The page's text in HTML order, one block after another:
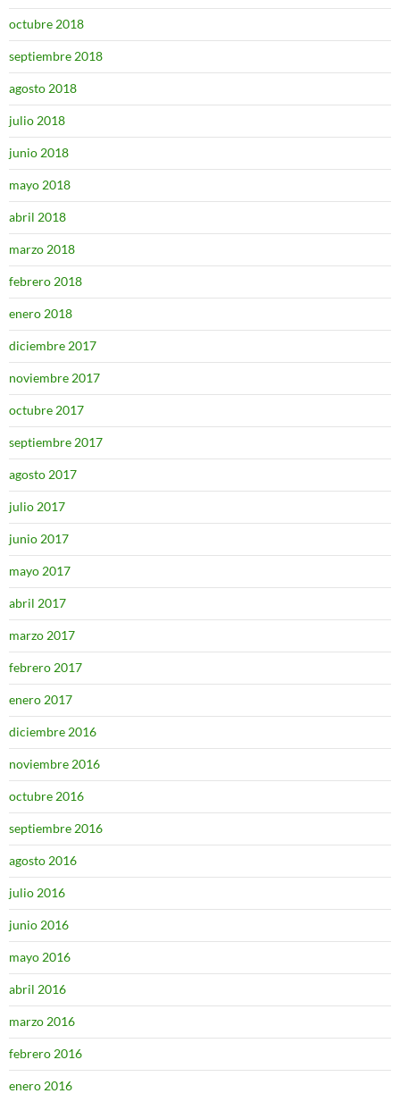
octubre 2018
septiembre 2018
agosto 2018
julio 2018
junio 2018
mayo 2018
abril 2018
marzo 2018
febrero 2018
enero 2018
diciembre 2017
noviembre 2017
octubre 2017
septiembre 2017
agosto 2017
julio 2017
junio 2017
mayo 2017
abril 2017
marzo 2017
febrero 2017
enero 2017
diciembre 2016
noviembre 2016
octubre 2016
septiembre 2016
agosto 2016
julio 2016
junio 2016
mayo 2016
abril 2016
marzo 2016
febrero 2016
enero 2016